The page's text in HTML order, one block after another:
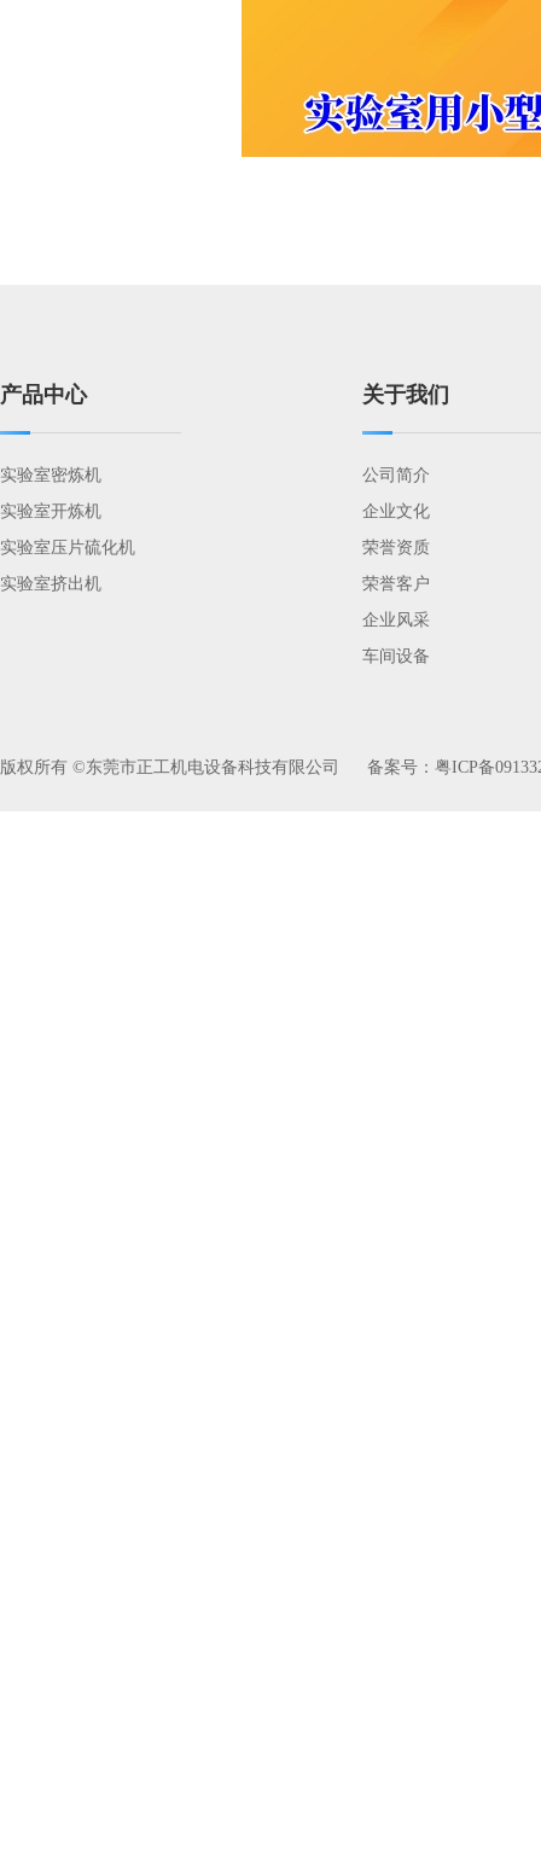
产品中心
实验室密炼机
实验室开炼机
实验室压片硫化机
实验室挤出机
关于我们
公司简介
企业文化
荣誉资质
荣誉客户
企业风采
车间设备
版权所有 ©东莞市正工机电设备科技有限公司 备案号：粤ICP备